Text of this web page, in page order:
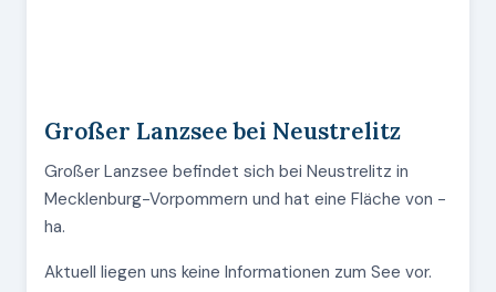
Großer Lanzsee bei Neustrelitz
Großer Lanzsee befindet sich bei Neustrelitz in
Mecklenburg-Vorpommern und hat eine Fläche von -
ha.
Aktuell liegen uns keine Informationen zum See vor.